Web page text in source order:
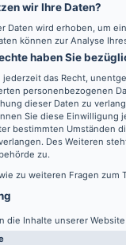
wir Ihre Daten?
Daten wird erhoben, um
können zur Analyse
haben Sie
jederzeit das Recht,
personenbezogenen
dieser Daten zu
Sie diese Einwilligung
bestimmten Umständen
Des Weiteren
zu.
zu weiteren Fragen zum
die Inhalte unserer